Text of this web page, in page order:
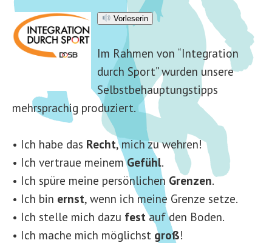
Vorleserin
Im Rahmen von “Integration
durch Sport” wurden unsere
Selbstbehauptungstipps
mehrsprachig produziert.
• Ich habe das Recht, mich zu wehren!
• Ich vertraue meinemGefühl.
• Ich spüre meine persönlichen Grenzen.
• Ich bin ernst, wenn ich meine Grenze setze.
• Ich stelle mich dazu festauf den Boden.
• Ich mache mich möglichst groß!